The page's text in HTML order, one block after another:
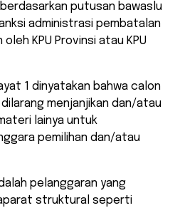
putusan bawaslu
administrasi pembatalan
KPU Provinsi atau KPU
1 dinyatakan bahwa calon
menjanjikan dan/atau
lainya untuk
pemilihan dan/atau
pelanggaran yang
struktural seperti